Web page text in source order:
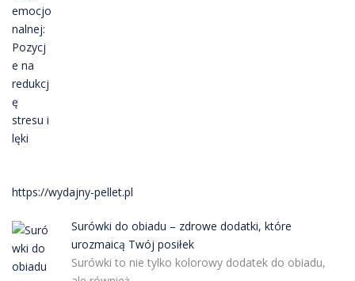
https://wydajny-pellet.pl
Surówki do obiadu – zdrowe dodatki, które
urozmaicą Twój posiłek
Surówki to nie tylko kolorowy dodatek do obiadu,